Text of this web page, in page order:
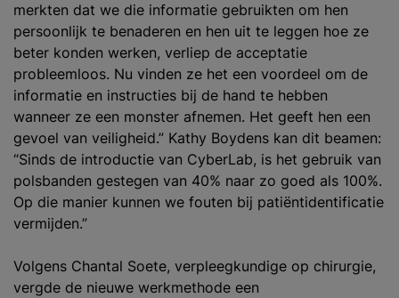
merkten dat we die informatie gebruikten om hen
persoonlijk te benaderen en hen uit te leggen hoe ze
beter konden werken, verliep de acceptatie
probleemloos. Nu vinden ze het een voordeel om de
informatie en instructies bij de hand te hebben
wanneer ze een monster afnemen. Het geeft hen een
gevoel van veiligheid.” Kathy Boydens kan dit beamen:
“Sinds de introductie van CyberLab, is het gebruik van
polsbanden gestegen van 40% naar zo goed als 100%.
Op die manier kunnen we fouten bij patiëntidentificatie
vermijden.”
Volgens Chantal Soete, verpleegkundige op chirurgie,
vergde de nieuwe werkmethode een